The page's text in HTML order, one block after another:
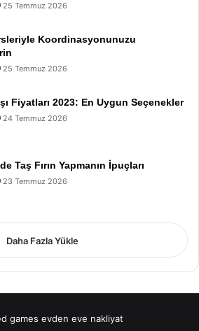
25 Temmuz 2026
Koordinasyonunuzu
25 Temmuz 2026
Fiyatları 2023: En Uygun Seçenekler
24 Temmuz 2026
Taş Fırın Yapmanın İpuçları
23 Temmuz 2026
Daha Fazla Yükle
games evden eve nakliyat